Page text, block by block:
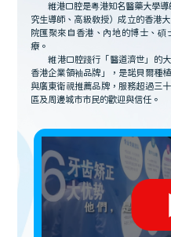
維港口腔是粵港知名醫藥大學
究生導師、高級教授）成立的香港
院匯聚來自香港、內地的博士、
療。
維港口腔踐行「醫道濟世」的
香港企業領袖品牌」，是諾貝爾種
與廣東衛視推薦品牌，服務超過三
區及周邊城市市民的歡迎與信任。